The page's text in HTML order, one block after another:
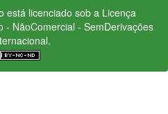
está licenciado sob a Licença
- NãoComercial - SemDerivações